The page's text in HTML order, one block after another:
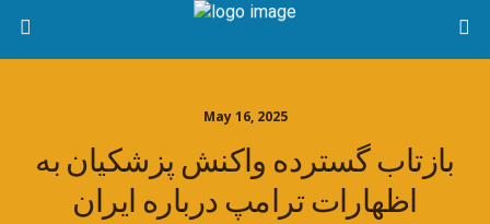
May 16, 2025
بازتاب گسترده واکنش پزشکیان به
اظهارات ترامپ درباره ایران